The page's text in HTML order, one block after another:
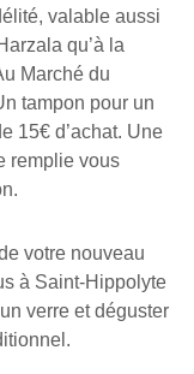
valable aussi
qu’à la
Marché du
tampon pour un
15€ d’achat. Une
remplie vous
votre nouveau
à Saint-Hippolyte
verre et déguster